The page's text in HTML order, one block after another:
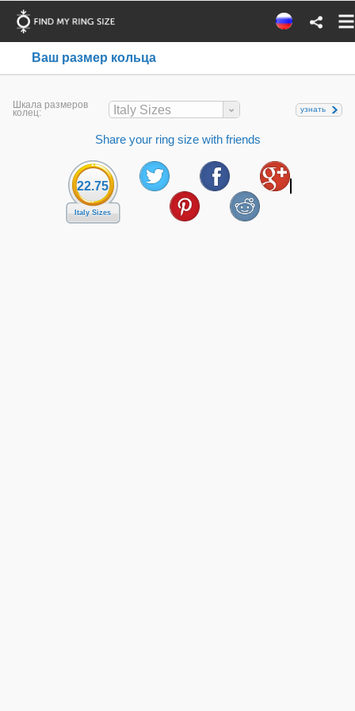
Ваш размер кольца
Шкала размеров
колец: Italy Sizes узнать
Share your ring size with friends
22.75
Italy Sizes